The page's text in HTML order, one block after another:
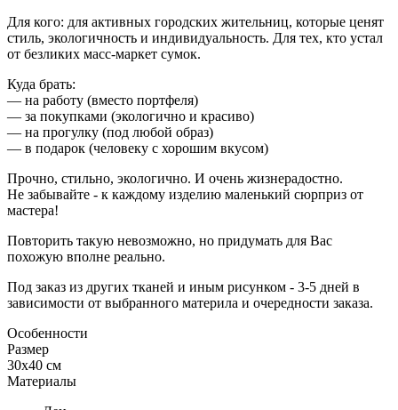
Для кого: для активных городских жительниц, которые ценят
стиль, экологичность и индивидуальность. Для тех, кто устал
от безликих масс-маркет сумок.
Куда брать:
— на работу (вместо портфеля)
— за покупками (экологично и красиво)
— на прогулку (под любой образ)
— в подарок (человеку с хорошим вкусом)
Прочно, стильно, экологично. И очень жизнерадостно.
Не забывайте - к каждому изделию маленький сюрприз от
мастера!
Повторить такую невозможно, но придумать для Вас
похожую вполне реально.
Под заказ из других тканей и иным рисунком - 3-5 дней в
зависимости от выбранного материла и очередности заказа.
Особенности
Размер
30х40 см
Материалы